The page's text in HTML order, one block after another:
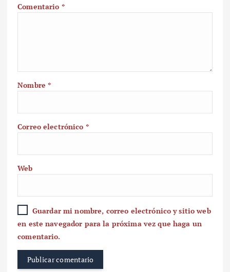
Comentario *
Nombre*
Correo electrónico *
Web
Guardar mi nombre, correo electrónico y sitio web
en este navegador para la próxima vez que haga un
comentario.